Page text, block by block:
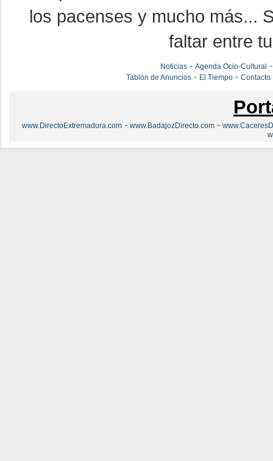
los pacenses y mucho más...
faltar entre
Noticias -Agenda Ocio-Cultural
Tablón de Anuncios - El Tiempo -Contacto
www.DirectoExtremadura.com - www.BadajozDirecto.com -